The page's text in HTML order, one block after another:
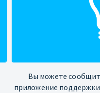
Вы можете
приложение